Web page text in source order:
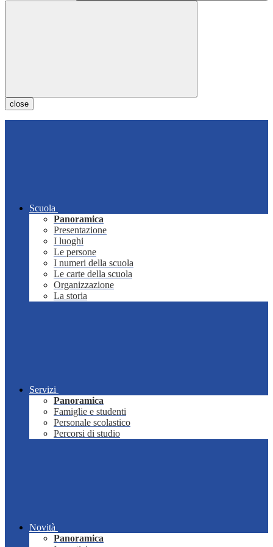
close
Scuola
Panoramica
Presentazione
I luoghi
Le persone
I numeri della scuola
Le carte della scuola
Organizzazione
La storia
Servizi
Panoramica
Famiglie e studenti
Personale scolastico
Percorsi di studio
Novità
Panoramica